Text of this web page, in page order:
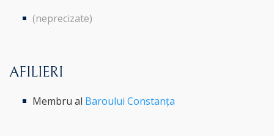
(neprecizate)
AFILIERI
Membru al Baroului Constanța